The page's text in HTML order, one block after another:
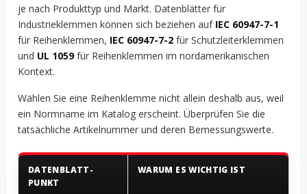
je nach Produkttyp und Markt. Datenblätter für
Industrieklemmen können sich beziehen auf IEC 60947-7-1
für Reihenklemmen, IEC 60947-7-2 für Schutzleiterklemmen
und UL 1059für Reihenklemmen im nordamerikanischen
Kontext.
Wählen Sie eine Reihenklemme nicht allein deshalb aus, weil
ein Normname im Katalog erscheint. Überprüfen Sie die
tatsächliche Artikelnummer und deren Bemessungswerte.
DATENBLATT-
PUNKT
WARUM ES WICHTIG IST